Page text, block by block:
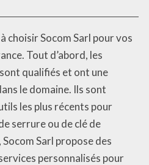
choisir Socom Sarl pour vos
Tout d’abord, les
qualifiés et ont une
le domaine. Ils sont
les plus récents pour
serrure ou de clé de
Sarl propose des
personnalisés pour